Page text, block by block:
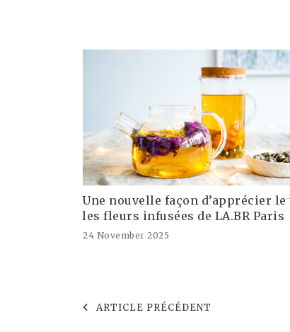
Une nouvelle façon d’apprécier le
les fleurs infusées de LA.BR Paris
24 November 2025
ARTICLE PRÉCÉDENT